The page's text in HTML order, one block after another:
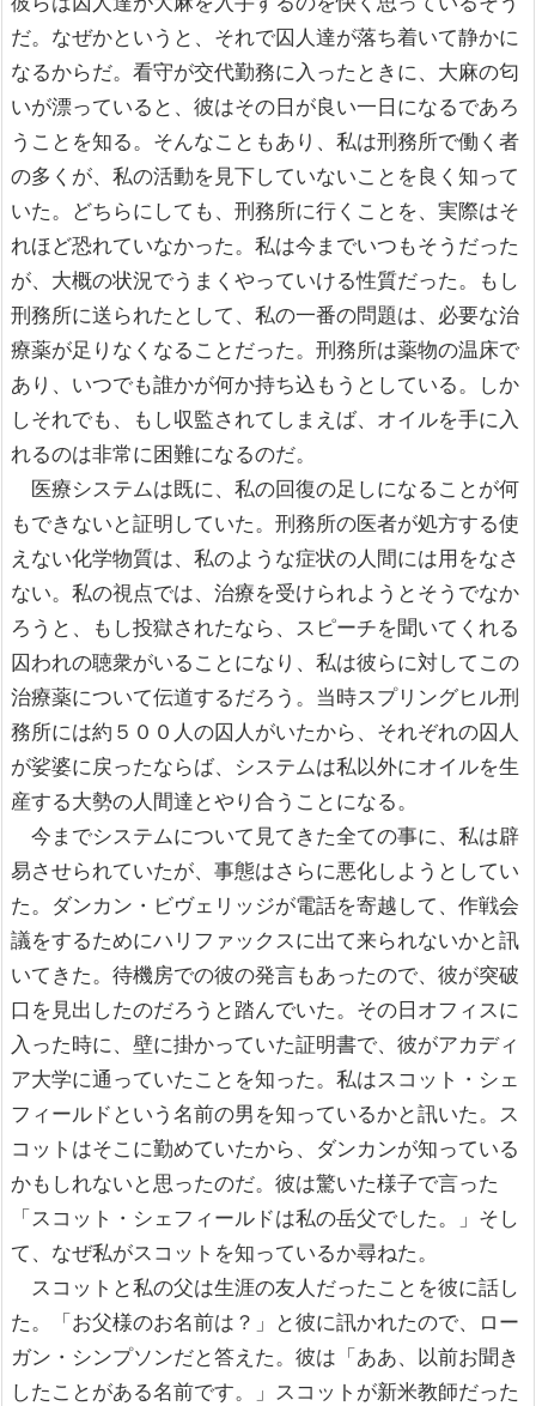
だ。なぜかというと、それで囚人達が落ち着いて静かに
なるからだ。看守が交代勤務に入ったときに、大麻の匂
いが漂っていると、彼はその日が良い一日になるであろ
うことを知る。そんなこともあり、私は刑務所で働く者
の多くが、私の活動を見下していないことを良く知って
いた。どちらにしても、刑務所に行くことを、実際はそ
れほど恐れていなかった。私は今までいつもそうだった
が、大概の状況でうまくやっていける性質だった。もし
刑務所に送られたとして、私の一番の問題は、必要な治
療薬が足りなくなることだった。刑務所は薬物の温床で
あり、いつでも誰かが何か持ち込もうとしている。しか
しそれでも、もし収監されてしまえば、オイルを手に入
れるのは非常に困難になるのだ。
医療システムは既に、私の回復の足しになることが何
もできないと証明していた。刑務所の医者が処方する使
えない化学物質は、私のような症状の人間には用をなさ
ない。私の視点では、治療を受けられようとそうでなか
ろうと、もし投獄されたなら、スピーチを聞いてくれる
囚われの聴衆がいることになり、私は彼らに対してこの
治療薬について伝道するだろう。当時スプリングヒル刑
務所には約５００人の囚人がいたから、それぞれの囚人
が娑婆に戻ったならば、システムは私以外にオイルを生
産する大勢の人間達とやり合うことになる。
今までシステムについて見てきた全ての事に、私は辟
易させられていたが、事態はさらに悪化しようとしてい
た。ダンカン・ビヴェリッジが電話を寄越して、作戦会
議をするためにハリファックスに出て来られないかと訊
いてきた。待機房での彼の発言もあったので、彼が突破
口を見出したのだろうと踏んでいた。その日オフィスに
入った時に、壁に掛かっていた証明書で、彼がアカディ
ア大学に通っていたことを知った。私はスコット・シェ
フィールドという名前の男を知っているかと訊いた。ス
コットはそこに勤めていたから、ダンカンが知っている
かもしれないと思ったのだ。彼は驚いた様子で言った
「スコット・シェフィールドは私の岳父でした。」そし
て、なぜ私がスコットを知っているか尋ねた。
スコットと私の父は生涯の友人だったことを彼に話し
た。「お父様のお名前は？」と彼に訊かれたので、ロー
ガン・シンプソンだと答えた。彼は「ああ、以前お聞き
したことがある名前です。」スコットが新米教師だった